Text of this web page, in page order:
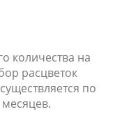
количества на
расцветок
по